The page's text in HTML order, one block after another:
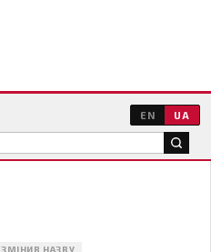
EN UA
ЗМІНИВ НАЗВУ